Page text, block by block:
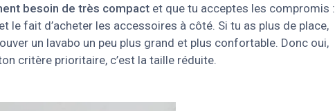
besoin de très compact et que tu acceptes les compromis :
le fait d’acheter les accessoires à côté. Si tu as plus de place,
un lavabo un peu plus grand et plus confortable. Donc oui,
critère prioritaire, c’est la taille réduite.